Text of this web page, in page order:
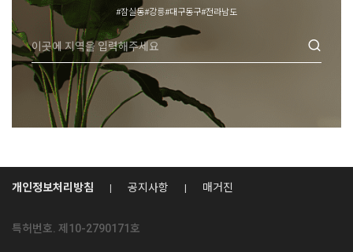
#잠실동#강릉#대구동구#전라남도
개인정보처리방침 공지사항 매거진
특허번호. 제10-2790171호